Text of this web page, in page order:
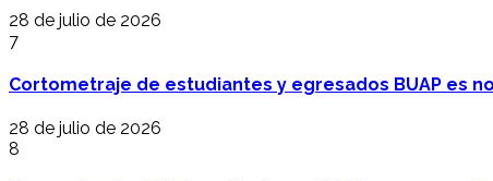
28 de julio de 2026
7
Cortometraje de estudiantes y egresados BUAP es
28 de julio de 2026
8